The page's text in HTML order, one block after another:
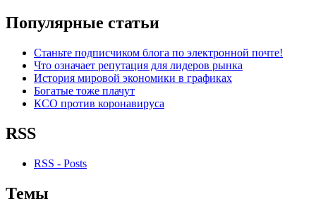
Популярные статьи
Станьте подписчиком блога по электронной почте!
Что означает репутация для лидеров рынка
История мировой экономики в графиках
Богатые тоже плачут
КСО против коронавируса
RSS
RSS - Posts
Темы